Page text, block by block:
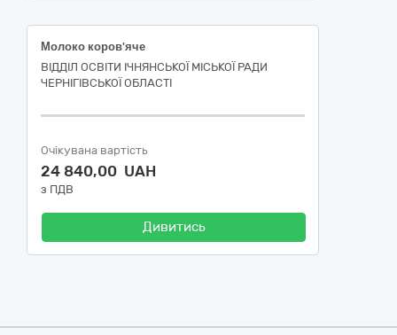
Молоко коров'яче
ВІДДІЛ ОСВІТИ ІЧНЯНСЬКОЇ МІСЬКОЇ РАДИ
ЧЕРНІГІВСЬКОЇ ОБЛАСТІ
Очікувана вартість
24 840,00 UAH
з ПДВ
Дивитись